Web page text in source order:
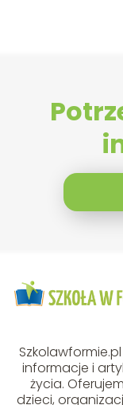
informacje i
życia.
dzieci,